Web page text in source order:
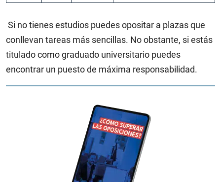
Si no tienes estudios puedes opositar a plazas que
conllevan tareas más sencillas. No obstante, si estás
titulado como graduado universitario puedes
encontrar un puesto de máxima responsabilidad.